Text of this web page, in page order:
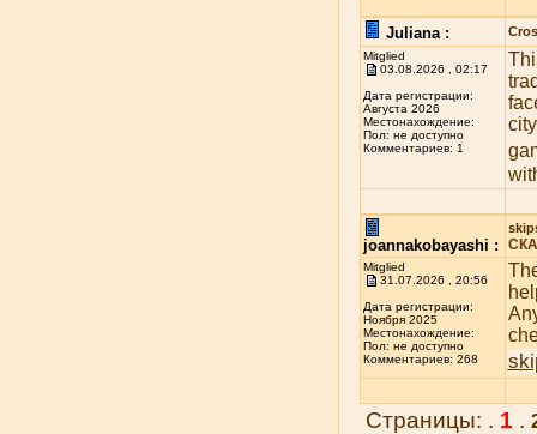
Juliana :
Mitglied
03.08.2026 , 02:17
Дата регистрации:
Августа 2026
Местонахождение:
Пол: не доступно
Комментариев: 1
joannakobayashi :
Mitglied
31.07.2026 , 20:56
Дата регистрации:
Ноября 2025
Местонахождение:
Пол: не доступно
Комментариев: 268
Страницы: . 1 .